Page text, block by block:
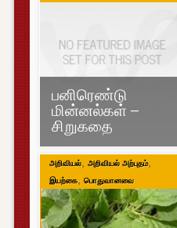
பனிரெண்டு
மின்னல்கள் –
சிறுகதை
அறிவியல், அறிவியல் அற்புதம்,
இயற்கை, பொதுவானவை